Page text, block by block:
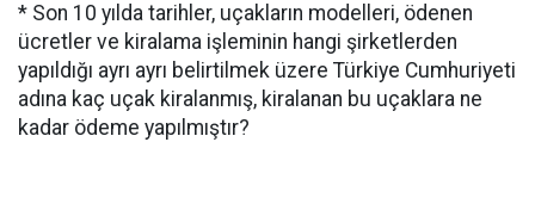
* Son 10 yılda tarihler, uçakların modelleri, ödenen
ücretler ve kiralama işleminin hangi şirketlerden
yapıldığı ayrı ayrı belirtilmek üzere Türkiye Cumhuriyeti
adına kaç uçak kiralanmış, kiralanan bu uçaklara ne
kadar ödeme yapılmıştır?